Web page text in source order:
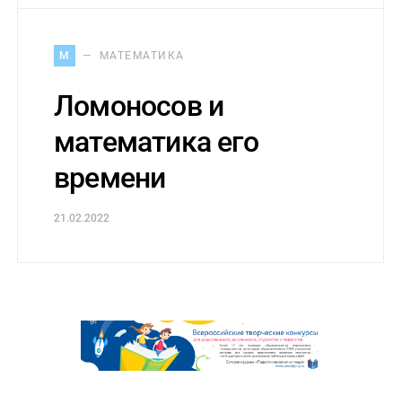
М МАТЕМАТИКА
Ломоносов и
математика его
времени
21.02.2022